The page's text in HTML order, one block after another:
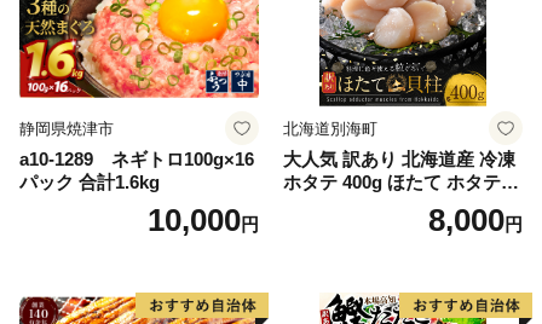
静岡県焼津市
a10-1289 ネギトロ100g×16
パック 合計1.6kg
10,000円
北海道別海町
大人気 訳あり 北海道産 冷凍
ホタテ 400g ほたて ホタテ
8,000円